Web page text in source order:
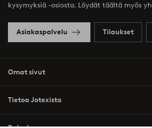
kysymyksiä -osiosta. Löydät täältä myös
Asiakaspalvelu Tilaukset
Omat sivut
Tietoa Jotexista